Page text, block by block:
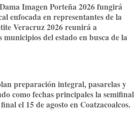
Imagen Porteña 2026 fungirá
enfocada en representantes de la
Veracruz 2026 reunirá a
del estado en busca de la
preparación integral, pasarelas y
como fechas principales la semifinal
el 15 de agosto en Coatzacoalcos.